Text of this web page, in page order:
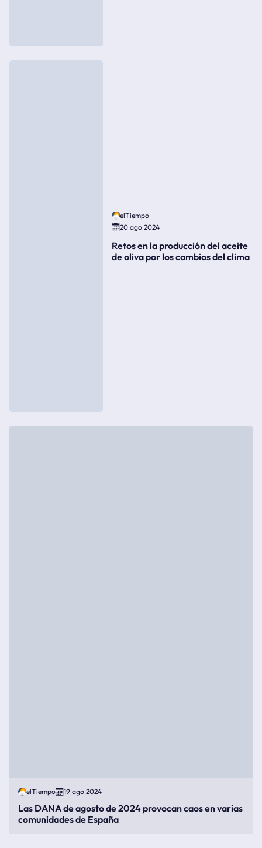
elTiempo
20 ago 2024
Retos en la producción del aceite
de oliva por los cambios del clima
elTiempo 19 ago 2024
Las DANA de agosto de 2024 provocan caos en varias
comunidades de España